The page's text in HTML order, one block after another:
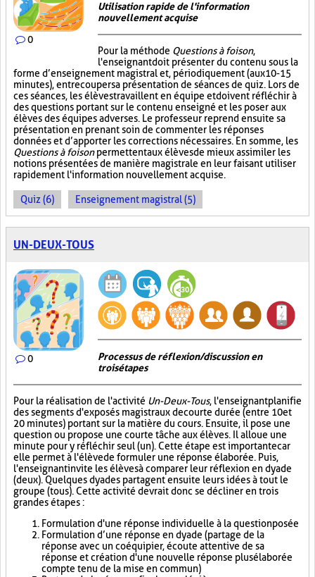
0
Utilisation rapide de l'information
nouvellement acquise
Pour la méthode Questions à foison,
l'enseignant doit présenter du contenu sous la
forme d’enseignement magistral et, périodiquement (aux 10-15
minutes), entrecouper sa présentation de séances de quiz. Lors de
ces séances, les élèves travaillent en équipe et doivent réfléchir à
des questions portant sur le contenu enseigné et les poser aux
élèves des équipes adverses. Le professeur reprend ensuite sa
présentation en prenant soin de commenter les réponses
données et d’apporter les corrections nécessaires. En somme, les
Questions à foisonpermettent aux élèves de mieux assimiler les
notions présentées de manière magistrale en leur faisant utiliser
rapidement l'information nouvellement acquise.
Quiz (6) Enseignement magistral (5)
UN-DEUX-TOUS
0
Processus de réflexion/discussion en
trois étapes
Pour la réalisation de l'activité Un-Deux-Tous, l'enseignant planifie
des segments d'exposés magistraux de courte durée (entre 10 et
20 minutes) portant sur la matière du cours. Ensuite, il pose une
question ou propose une courte tâche aux élèves. Il alloue une
minute pour y réfléchir seul (un). Cette étape est importante car
elle permet à l'élève de formuler une réponse élaborée. Puis,
l'enseignant invite les élèves à comparer leur réflexion en dyade
(deux). Quelques dyades partagent ensuite leurs idées à tout le
groupe (tous). Cette activité devrait donc se décliner en trois
grandes étapes :
Formulation d'une réponse individuelle à la question posée
Formulation d’une réponse en dyade (partage de la
réponse avec un coéquipier, écoute attentive de sa
réponse et création d'une nouvelle réponse plus élaborée
compte tenu de la mise en commun)